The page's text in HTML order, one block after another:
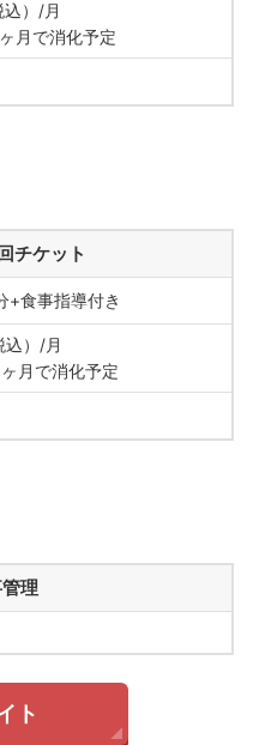
）/月
月で消化予定
チケット
+食事指導付き
）/月
月で消化予定
理
ト